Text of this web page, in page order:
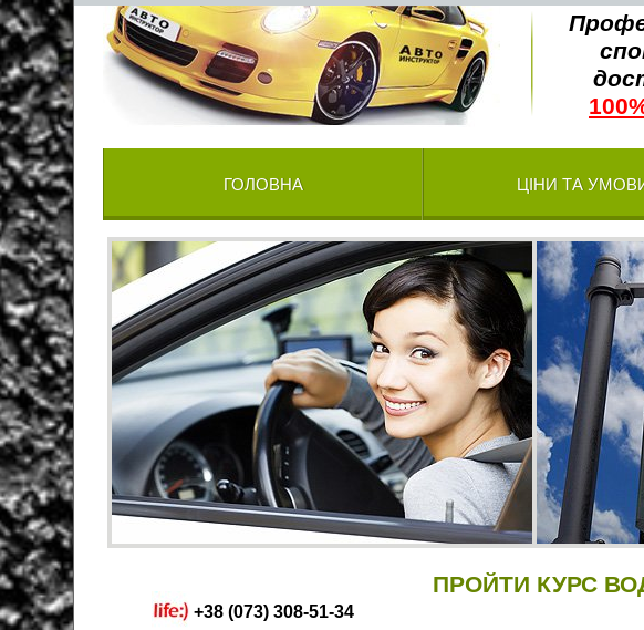
ГОЛОВНА ЦІНИ ТА
+38 (073) 308-51-34
ПРОЙТИ КУРС